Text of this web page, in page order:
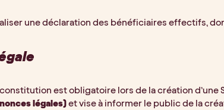
une déclaration des bénéficiaires effectifs,
est obligatoire lors de la création d’une
légales)et vise à informer le public de la